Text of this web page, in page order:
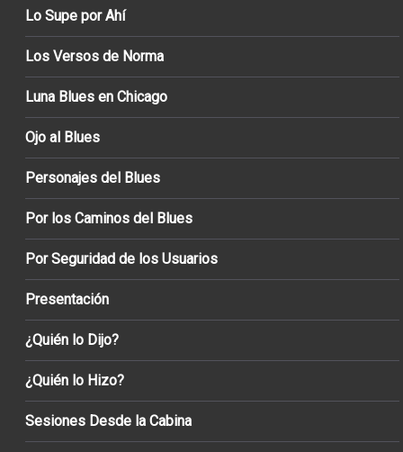
Lo Supe por Ahí
Los Versos de Norma
Luna Blues en Chicago
Ojo al Blues
Personajes del Blues
Por los Caminos del Blues
Por Seguridad de los Usuarios
Presentación
¿Quién lo Dijo?
¿Quién lo Hizo?
Sesiones Desde la Cabina